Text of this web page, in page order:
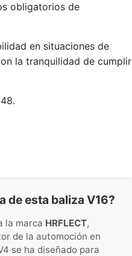
obligatorios de
en situaciones de
la tranquilidad de cumplir
de esta baliza V16?
la marca HRFLECT,
de la automoción en
se ha diseñado para